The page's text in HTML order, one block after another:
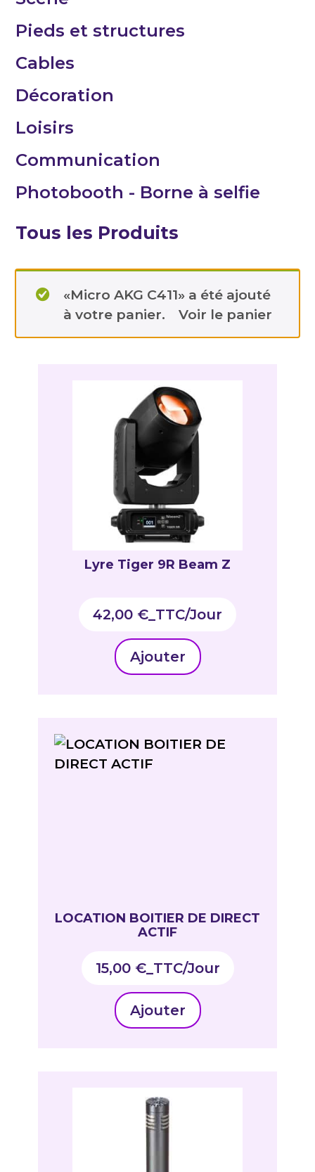
Pieds et structures
Cables
Décoration
Loisirs
Communication
Photobooth - Borne à selfie
Tous les Produits
«Micro AKG C411» a été ajouté
à votre panier.
Voir le panier
Lyre Tiger 9R Beam Z
42,00 €_TTC
Ajouter
LOCATION BOITIER DE DIRECT
ACTIF
15,00 €_TTC
Ajouter